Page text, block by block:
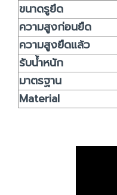
ขนาดรูยึด
ความสูงก่อนยืด
ความสูงยืดแล้ว
รับน้ำหนัก
มาตรฐาน
Material